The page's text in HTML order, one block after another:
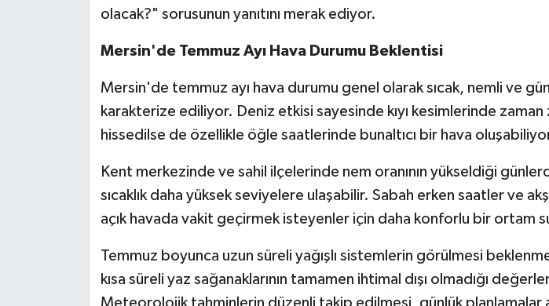
olacak?" sorusunun yanıtını merak ediyor.
Mersin'de Temmuz Ayı Hava Durumu Beklentisi
Mersin'de temmuz ayı hava durumu genel olarak sıcak, nemli ve
karakterize ediliyor. Deniz etkisi sayesinde kıyı kesimlerinde
hissedilse de özellikle öğle saatlerinde bunaltıcı bir hava
Kent merkezinde ve sahil ilçelerinde nem oranının yükseldiği
sıcaklık daha yüksek seviyelere ulaşabilir. Sabah erken saatler ve
açık havada vakit geçirmek isteyenler için daha konforlu bir ortam
Temmuz boyunca uzun süreli yağışlı sistemlerin görülmesi
kısa süreli yaz sağanaklarının tamamen ihtimal dışı olmadığı
Meteorolojik tahminlerin düzenli takip edilmesi, günlük planlamalar